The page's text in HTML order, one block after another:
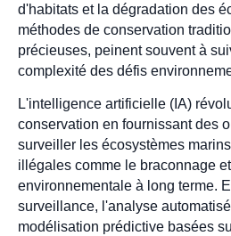
d'habitats et la dégradation des
méthodes de conservation
précieuses, peinent souvent à
complexité des défis
L'intelligence artificielle (IA)
conservation en fournissant des
surveiller les écosystèmes
illégales comme le braconnage
environnementale à long terme.
surveillance, l'analyse
modélisation prédictive basées